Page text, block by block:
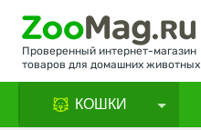
Проверенный интернет-магазин
товаров для домашних животных
КОШКИ